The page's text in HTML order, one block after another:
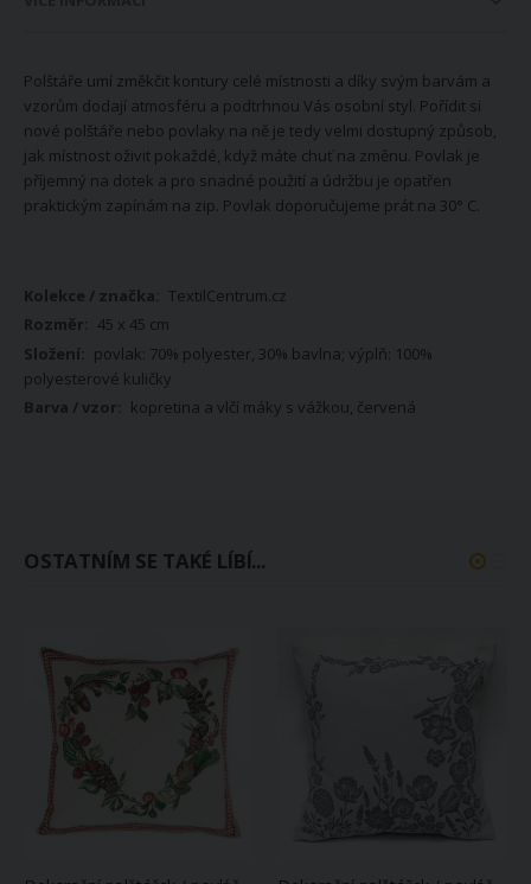
Polštáře umí změkčit kontury celé místnosti a díky svým barvám a
vzorům dodají atmosféru a podtrhnou Vás osobní styl. Pořídit si
nové polštáře nebo povlaky na ně je tedy velmi dostupný způsob,
jak místnost oživit pokaždé, když máte chuť na změnu. Povlak je
příjemný na dotek a pro snadné použití a údržbu je opatřen
praktickým zapínám na zip. Povlak doporučujeme prát na 30° C.
Více
informací
TextilCentrum.cz
45 x 45 cm
povlak: 70% polyester, 30% bavlna; výplň: 100%
polyesterové kuličky
kopretina a vlčí máky s vážkou, červená
OSTATNÍM SE TAKÉ LÍBÍ...